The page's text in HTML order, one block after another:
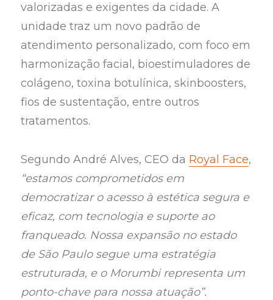
valorizadas e exigentes da cidade. A
unidade traz um novo padrão de
atendimento personalizado, com foco em
harmonização facial, bioestimuladores de
colágeno, toxina botulínica, skinboosters,
fios de sustentação, entre outros
tratamentos.
Segundo André Alves, CEO da Royal Face,
“estamos comprometidos em
democratizar o acesso à estética segura e
eficaz, com tecnologia e suporte ao
franqueado. Nossa expansão no estado
de São Paulo segue uma estratégia
estruturada, e o Morumbi representa um
ponto-chave para nossa atuação”.